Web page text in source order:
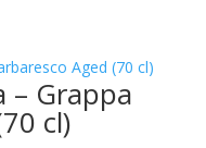
– Grappa
cl)